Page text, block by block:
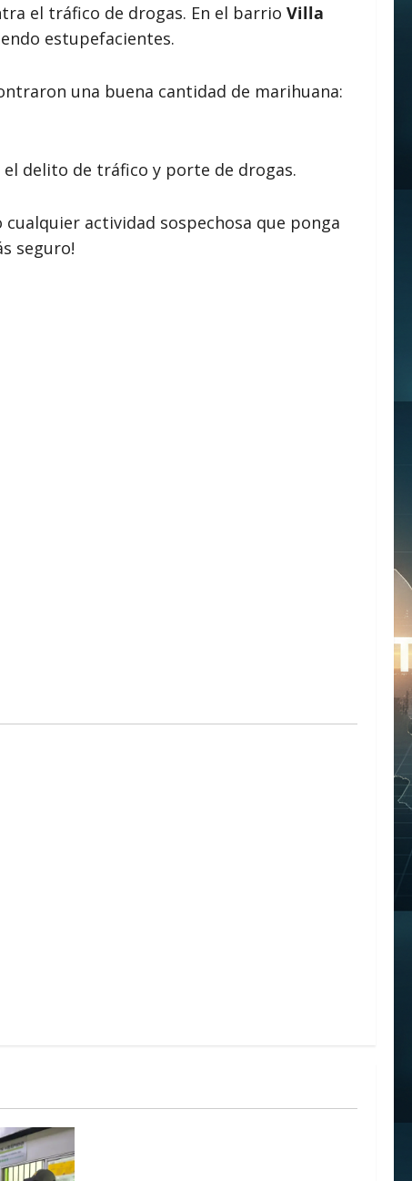
el tráfico de drogas. En el barrio Villa
estupefacientes.
una buena cantidad de marihuana:
delito de tráfico y porte de drogas.
actividad sospechosa que ponga
seguro!